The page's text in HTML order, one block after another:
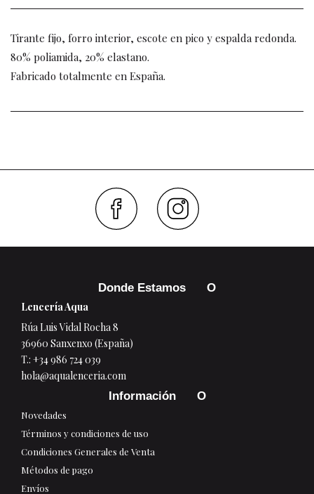
Tirante fijo, forro interior, escote en pico y espalda redonda.
80% poliamida, 20% elastano.
Fabricado totalmente en España.
Donde Estamos
Lencería Aqua
Rúa Luis Vidal Rocha 8
36960 Sanxenxo (España)
T.: +34 986 724 039
hola@aqualenceria.com
Información
Novedades
Términos y condiciones de uso
Condiciones Generales de Venta
Métodos de pago
Envíos